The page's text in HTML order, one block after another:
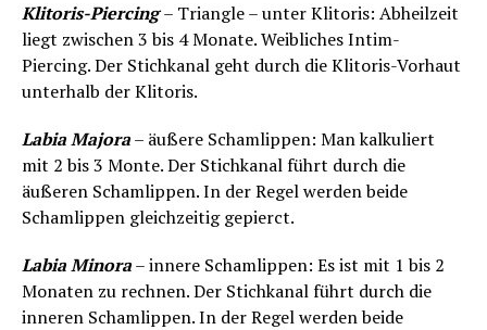
Klitoris-Piercing – Triangle – unter Klitoris: Abheilzeit
liegt zwischen 3 bis 4 Monate. Weibliches Intim-
Piercing. Der Stichkanal geht durch die Klitoris-Vorhaut
unterhalb der Klitoris.
Labia Majora– äußere Schamlippen: Man kalkuliert
mit 2 bis 3 Monte. Der Stichkanal führt durch die
äußeren Schamlippen. In der Regel werden beide
Schamlippen gleichzeitig gepierct.
Labia Minora– innere Schamlippen: Es ist mit 1 bis 2
Monaten zu rechnen. Der Stichkanal führt durch die
inneren Schamlippen. In der Regel werden beide